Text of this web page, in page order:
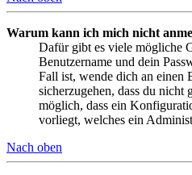
Warum kann ich mich nicht
Dafür gibt es viele mögliche
Benutzername und dein
Fall ist, wende dich an einen
sicherzugehen, dass du nicht
möglich, dass ein
vorliegt, welches ein
Nach oben